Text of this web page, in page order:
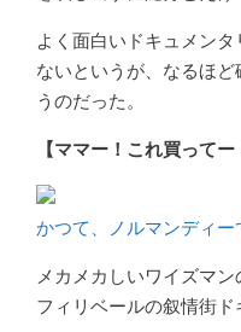
よく面白いドキュメン
ないというが、なるほ
うのだった。
【ママー！これ買ってー
かつて、ノルマンディ
メカメカしいワイズマ
フィリベールの叙情街ド